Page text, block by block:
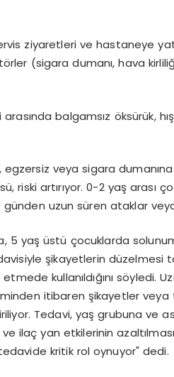
ziyaretleri ve hastaneye
(sigara dumanı, hava
balgamsız öksürük,
veya sigara
riski artırıyor. 0-2 yaş arası
uzun süren ataklar
5 yaş üstü çocuklarda
şikayetlerin düzelmesi
kullanıldığını söyledi.
itibaren şikayetler veya
Tedavi, yaş grubuna ve
ilaç yan etkilerinin
kritik rol oynuyor" dedi.